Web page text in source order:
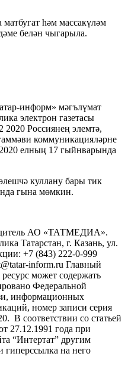
һәм массакүләм
белән чыгарыла.
информ» мәгълүмат
электрон газетасы
Россиянең элемтә,
коммуникацияләрне
елның 17 гыйнварында
куллану бары тик
гына мөмкин.
АО «ТАТМЕДИА».
Татарстан, г. Казань, ул.
+7 (843) 222-0-999
inform.ru Главный
может содержать
Федеральной
информационных
номер записи серия
В соответствии со статьей
27.12.1991 года при
“Интертат” другим
гиперссылка на него